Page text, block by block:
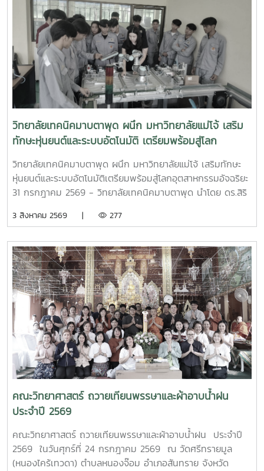
วิทยาลัยเทคนิคมาบตาพุด ผนึก มหาวิทยาลัยแม่โจ้ เสริม
ทักษะหุ่นยนต์และระบบอัตโนมัติ เตรียมพร้อมสู่โลก
อุตสาหกรรมอัจฉริยะ
วิทยาลัยเทคนิคมาบตาพุด ผนึก มหาวิทยาลัยแม่โจ้ เสริมทักษะ
หุ่นยนต์และระบบอัตโนมัติเตรียมพร้อมสู่โลกอุตสาหกรรมอัจฉริยะ
31 กรกฎาคม 2569 - วิทยาลัยเทคนิคมาบตาพุด นำโดย ดร.สิริ
ประธานในพิธีเปิด โครงการอบรมเชิงปฏิบัติการควบคุมแขนกล
ครู และนักศึกษา แผนกวิชาเทคนิคการผลิต เข้าร่วมการอบรม
อย่างพร้อมเพรียง การอบรมครั้งนี้ได้รับเกียรติจาก ผู้ช่วย
ศาสตราจารย์ ดร.กนกวรรณ กรรเชียง และรองศาสตราจารย์
ดร.ชูพงษ์ ภาคภูมิ วิทยากรผู้ทรงคุณวุฒิจาก คณะวิทยาศาสตร์
มหาวิทยาลัยแม่โจ้ มาให้ความรู้ทั้งภาคทฤษฎีและภาคปฏิบัติเกี่ยว
กับการควบคุมแขนกลหุ่นยนต์ การประยุกต์ใช้งานในภาค
อุตสาหกรรม ตลอดจนการใช้งานเทคโนโลยีระบบอัตโนมัติ เพื่อให้
นักศึกษาได้เรียนรู้จากประสบการณ์จริงและสามารถนำองค์ความ
รู้ไปประยุกต์ใช้ในการเรียนและการประกอบอาชีพในอนาคต โดย
โครงการดังกล่าวมีวัตถุประสงค์เพื่อพัฒนาสมรรถนะด้าน
เทคโนโลยีและระบบอัตโนมัติ เสริมสร้างทักษะวิชาชีพที่สอดคล้อง
กับความต้องการของภาคอุตสาหกรรมยุคใหม่ พร้อมยกระดับ
ศักยภาพผู้เรียนให้มีความพร้อมเข้าสู่การทำงานในอุตสาหกรรม
4.0MTP : "ผู้นำการผลิตและพัฒนากำลังคนอาชีวศึกษาเฉพาะ
ทางสมรรรถนะสูง" 32 ปี MTP รั้ว ชมพู - ฟ้าดูรูปเพิ่มเติม :
https://drive.google.com/drive/folders/
3 สิงหาคม 2569 | 277
คณะวิทยาศาสตร์ ถวายเทียนพรรษาและผ้าอาบน้ำฝน
ประจำปี 2569
คณะวิทยาศาสตร์ ถวายเทียนพรรษาและผ้าอาบน้ำฝน ประจำปี
2569 ในวันศุกร์ที่ 24 กรกฎาคม 2569 ณ วัดศรีทรายมูล
(หนองไคร้เทวดา) ตำบลหนองจ๊อม อำเภอสันทราย จังหวัด